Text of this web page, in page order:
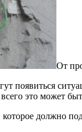
От
появиться
это может
должно